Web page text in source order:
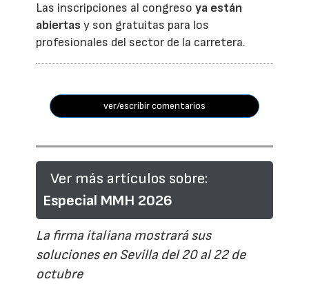
Las inscripciones al congresoya están
abiertas y son gratuitas para los
profesionales del sector de la carretera.
ver/escribir comentarios
Ver más artículos sobre:
Especial MMH 2026
La firma italiana mostrará sus
soluciones en Sevilla del 20 al 22 de
octubre